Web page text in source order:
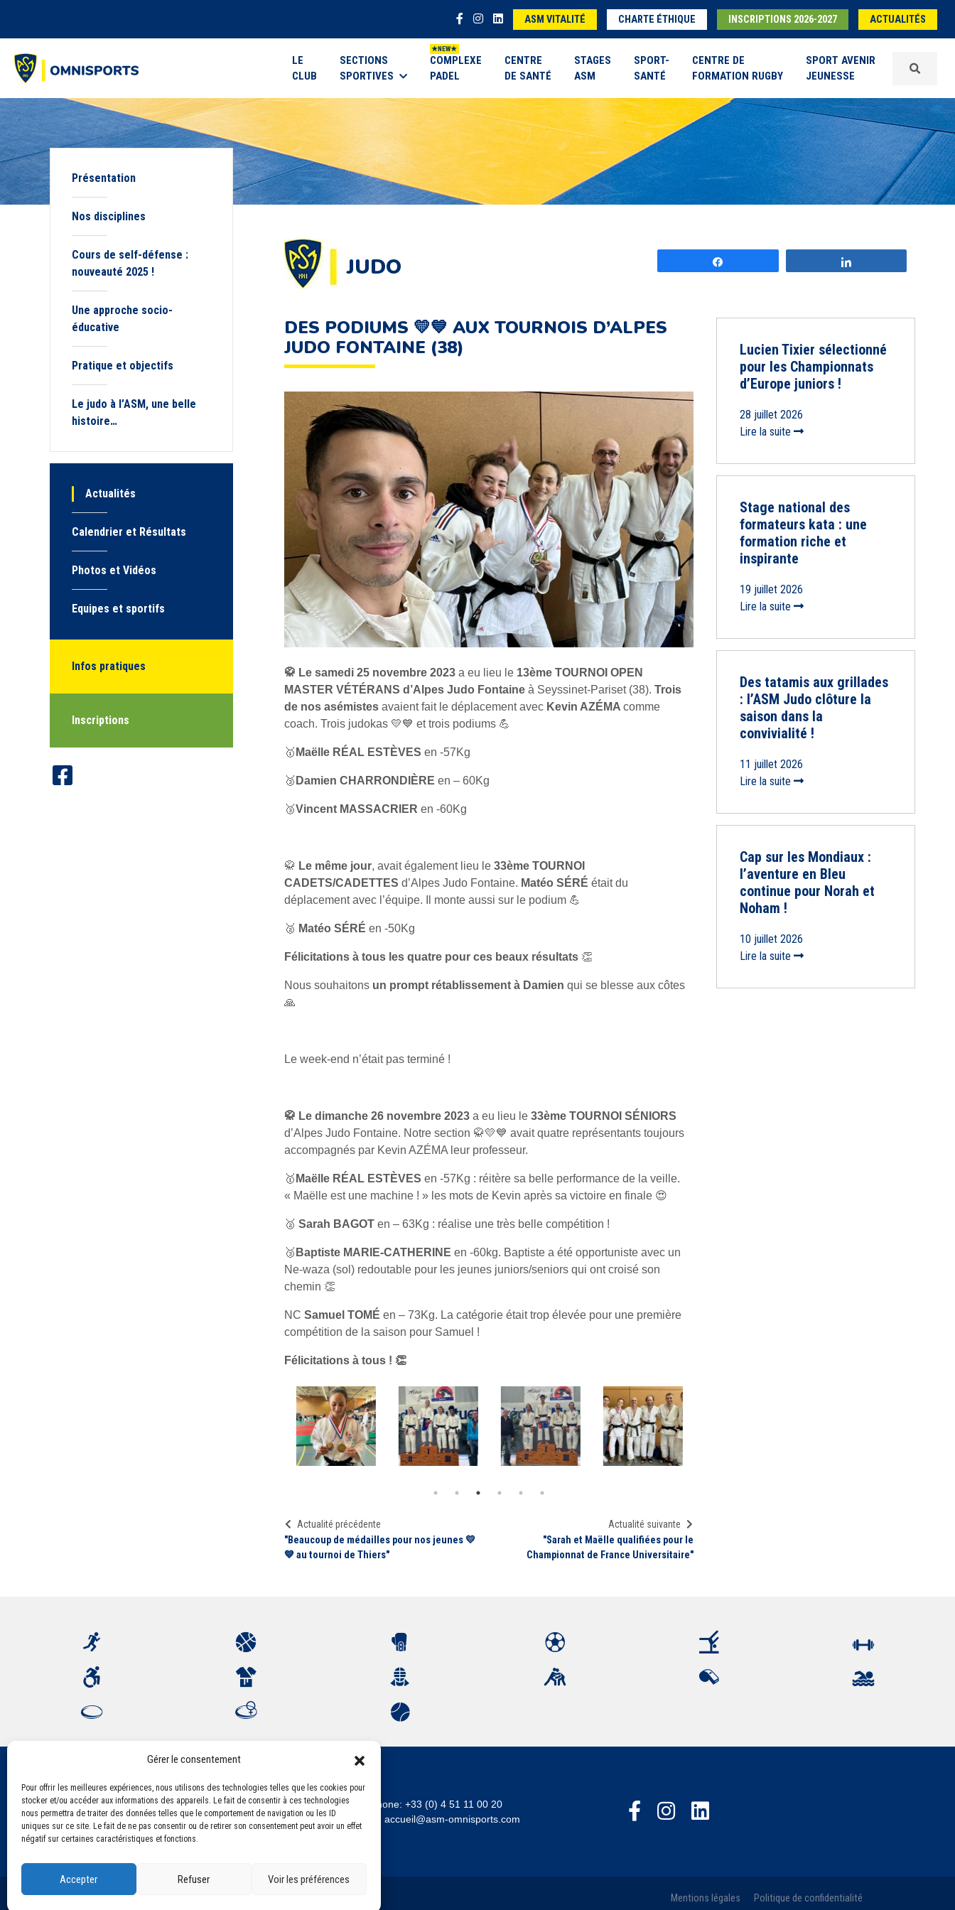
Gérer le consentement
Pour offrir les meilleures expériences, nous utilisons des technologies telles que les cookies pour
stocker et/ou accéder aux informations des appareils. Le fait de consentir à ces technologies
nous permettra de traiter des données telles que le comportement de navigation ou les ID
uniques sur ce site. Le fait de ne pas consentir ou de retirer son consentement peut avoir un effet
négatif sur certaines caractéristiques et fonctions.
Accepter Refuser Voir les préférences
ASM VITALITÉ CHARTE ÉTHIQUE INSCRIPTIONS 2026-2027 ACTUALITÉS
LE
CLUB
SECTIONS
SPORTIVES
COMPLEXE
PADEL
CENTRE
DE SANTÉ
STAGES
ASM
SPORT-
SANTÉ
CENTRE DE
FORMATION RUGBY
SPORT AVENIR
JEUNESSE
Présentation
Nos disciplines
Cours de self-défense :
nouveauté 2025 !
Une approche socio-
éducative
Pratique et objectifs
Le judo à l’ASM, une belle
histoire…
Actualités
Calendrier et Résultats
Photos et Vidéos
Equipes et sportifs
Infos pratiques
Inscriptions
JUDO
DES PODIUMS 💛💙 AUX TOURNOIS D’ALPES
JUDO FONTAINE (38)
🥋 Le samedi 25 novembre 2023 a eu lieu le 13ème TOURNOI OPEN
MASTER VÉTÉRANS d’Alpes Judo Fontaine à Seyssinet-Pariset (38). Trois
de nos asémistes avaient fait le déplacement avec Kevin AZÉMA comme
coach. Trois judokas 💛💙 et trois podiums 💪
🥇 Maëlle R ÉAL ESTÈVES en -57Kg
🥉 Damien CHARRONDI ÈRE en – 60Kg
🥉Vincent MASSACRIER en -60Kg
🥋 Le même jour, avait également lieu le 33ème TOURNOI
CADETS/CADETTES d’Alpes Judo Fontaine. Matéo SÉRÉ était du
déplacement avec l’équipe. Il monte aussi sur le podium 💪
🥈 Matéo S ÉR É en -50Kg
Félicitations à tous les quatre pour ces beaux résultats 👏
Nous souhaitons un prompt rétablissement à Damien qui se blesse aux côtes
🙏
Le week-end n’était pas terminé !
🥋 Le dimanche 26 novembre 2023 a eu lieu le 33ème TOURNOI S ÉNIORS
d’Alpes Judo Fontaine. Notre section 🥋💛💙 avait quatre représentants toujours
accompagnés par Kevin AZÉMA leur professeur.
🥇 Maëlle R ÉAL ESTÈVES en -57Kg : réitère sa belle performance de la veille.
« Maëlle est une machine ! » les mots de Kevin après sa victoire en finale 😍
🥈 Sarah BAGOT en – 63Kg : réalise une très belle compétition !
🥉 Baptiste MARIE-CATHERINE en -60kg. Baptiste a été opportuniste avec un
Ne-waza (sol) redoutable pour les jeunes juniors/seniors qui ont croisé son
chemin 👏
NC Samuel TOM É en – 73Kg. La catégorie était trop élevée pour une première
compétition de la saison pour Samuel !
Félicitations à tous ! 👏
Actualité précédente
"Beaucoup de médailles pour nos jeunes 💛
💙 au tournoi de Thiers"
Actualité suivante
"Sarah et Maëlle qualifiées pour le
Championnat de France Universitaire"
Lucien Tixier sélectionné
pour les Championnats
d’Europe juniors !
28 juillet 2026
Lire la suite
Stage national des
formateurs kata : une
formation riche et
inspirante
19 juillet 2026
Lire la suite
Des tatamis aux grillades
: l’ASM Judo clôture la
saison dans la
convivialité !
11 juillet 2026
Lire la suite
Cap sur les Mondiaux :
l’aventure en Bleu
continue pour Norah et
Noham !
10 juillet 2026
Lire la suite
Association Sportive Montferrandaise
84, boulevard Léon Jouhaux
CS 80221 - 63021 Clermont-Ferrand Cedex 2
Téléphone: +33 (0) 4 51 11 00 20
accueil@asm-omnisports.com
©2021 Tous droits réservés - Association Sportive Montferrandaise Mentions légales Politique de confidentialité